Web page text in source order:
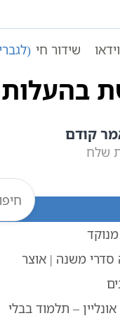
שידור חי
עמוד ראשי
קודם
שלח
סדרי משנה | אוצר
– תלמוד בבלי